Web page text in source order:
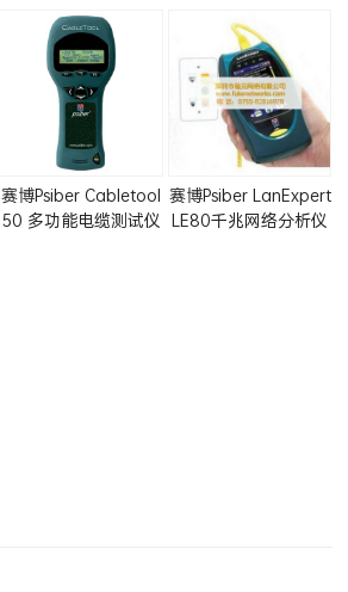
赛博Psiber Cabletool
50 多功能电缆测试仪
赛博Psiber LanExpert
LE80千兆网络分析仪